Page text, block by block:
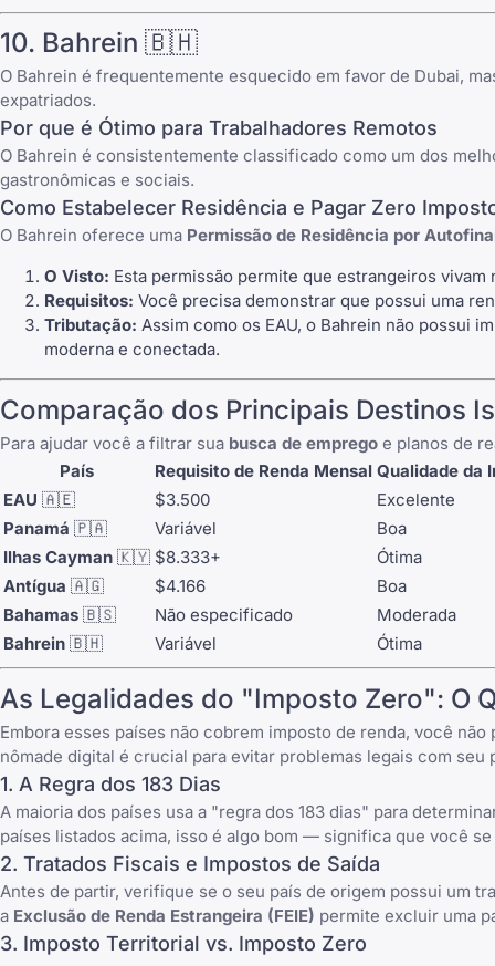
10. Bahrein 🇧🇭
O Bahrein é frequentemente esquecido em favor de Dubai,
expatriados.
Por que é Ótimo para Trabalhadores Remotos
O Bahrein é consistentemente classificado como um dos
gastronômicas e sociais.
Como Estabelecer Residência e Pagar Zero
O Bahrein oferece uma Permissão de Residência por
O Visto: Esta permissão permite que estrangeiros
Requisitos: Você precisa demonstrar que possui uma
Tributação: Assim como os EAU, o Bahrein não possui
moderna e conectada.
Comparação dos Principais Destinos
Para ajudar você a filtrar sua busca de emprego e planos de
País
Requisito de Renda Mensal Qualidade da
EAU 🇦🇪 $3.500
Excelente
Panamá 🇵🇦 Variável
Boa
Ilhas Cayman 🇰🇾 $8.333+
Ótima
Antígua 🇦🇬 $4.166
Boa
Bahamas 🇧🇸 Não especificado
Moderada
Bahrein 🇧🇭 Variável Ótima
As Legalidades do "Imposto Zero": O
Embora esses países não cobrem imposto de renda, você
nômade digital é crucial para evitar problemas legais com
1. A Regra dos 183 Dias
A maioria dos países usa a "regra dos 183 dias" para
países listados acima, isso é algo bom — significa que você
2. Tratados Fiscais e Impostos de Saída
Antes de partir, verifique se o seu país de origem possui um
a Exclusão de Renda Estrangeira (FEIE) permite excluir uma
3. Imposto Territorial vs. Imposto Zero